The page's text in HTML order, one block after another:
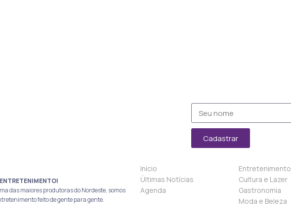
Cadastrar
das maiores produtoras do Nordeste, somos
feito de gente para gente.
Início
Últimas Notícias
Agenda
Entretenimento
Cultura e Lazer
Gastronomia
Moda e Beleza